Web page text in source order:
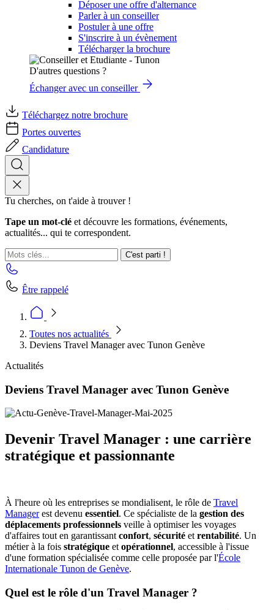
Déposer une offre d'alternance
Parler à un conseiller
Postuler à une offre
S'inscrire à un évènement
Télécharger la brochure
D'autres questions ?
Échanger avec un conseiller
Téléchargez notre brochure
Portes ouvertes
Candidature
Tu cherches, on t'aide à trouver !
Tape un mot-clé et découvre les formations, événements,
actualités... qui te correspondent.
C'est parti !
Être rappelé
Toutes nos actualités
Deviens Travel Manager avec Tunon Genève
Actualités
Deviens Travel Manager avec Tunon Genève
Devenir Travel Manager : une carrière
stratégique et passionnante
À l'heure où les entreprises se mondialisent, le rôle de Travel
Managerest devenu essentiel. Ce spécialiste de la gestion des
déplacements professionnels veille à optimiser les voyages
d'affaires tout en garantissant confort, sécurité et rentabilité. Un
métier à la fois stratégique et opérationnel, accessible à l'issue
d'une formation spécialisée comme celle proposée par l'École
Internationale Tunon de Genève.
Quel est le rôle d'un Travel Manager ?